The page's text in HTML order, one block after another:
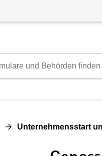
Unternehmensstart